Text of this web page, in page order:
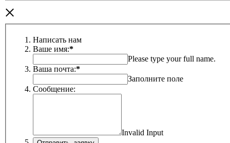
×
Написать нам
Ваше имя:*
Please type your full name.
Ваша почта:*
Заполните поле
Сообщение:
Invalid Input